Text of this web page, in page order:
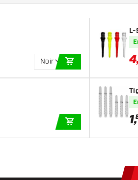
Noir
AJOUTER AU PANIER
AJOUTER AU PANIER
L-
4
1,